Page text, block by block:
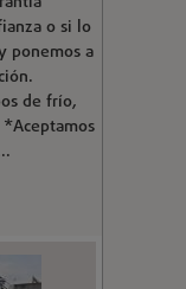
o si lo
ponemos a
de frío,